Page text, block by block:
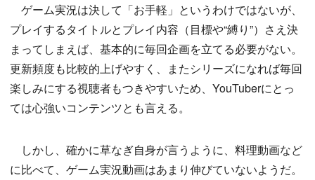
ゲーム実況は決して「お手軽」というわけではないが、
プレイするタイトルとプレイ内容（目標や“縛り”）さえ決
まってしまえば、基本的に毎回企画を立てる必要がない。
更新頻度も比較的上げやすく、またシリーズになれば毎回
楽しみにする視聴者もつきやすいため、YouTuberにとっ
ては心強いコンテンツとも言える。
しかし、確かに草なぎ自身が言うように、料理動画など
に比べて、ゲーム実況動画はあまり伸びていないようだ。